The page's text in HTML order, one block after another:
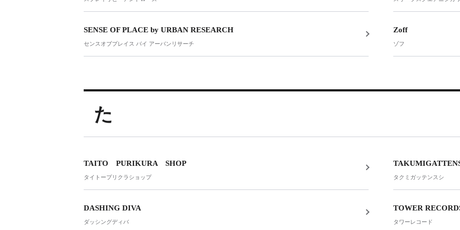
SENSE OF PLACE by URBAN RESEARCH
センスオブプレイス バイ アーバンリサーチ
Zoff
ゾフ
た
TAITO PURIKURA SHOP
タイトープリクラショップ タクミガッテンスシ
DASHING DIVA
ダッシングディバ
TOWER
タワーレコード